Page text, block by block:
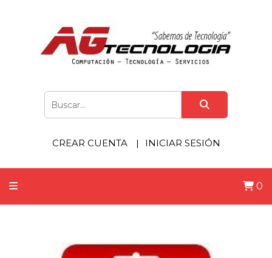
CREAR CUENTA INICIAR SESIÓN
0